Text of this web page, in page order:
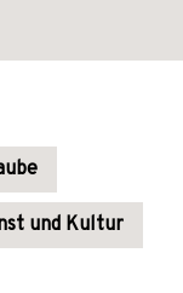
und Kultur